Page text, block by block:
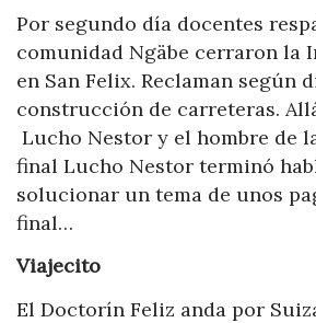
Por segundo día docentes
comunidad Ngäbe cerraron la
en San Felix. Reclaman según
construcción de carreteras.
Lucho Nestor y el hombre de
final Lucho Nestor terminó
solucionar un tema de unos
final…
Viajecito
El Doctorín Feliz anda por